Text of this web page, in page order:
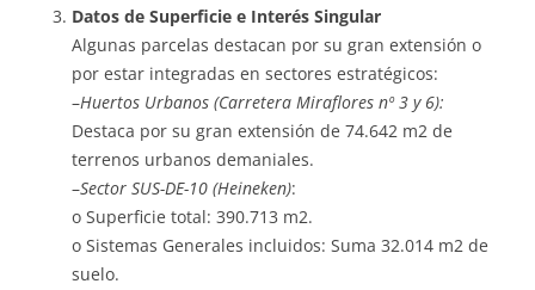
Datos de Superficie e Interés Singular
Algunas parcelas destacan por su gran extensión o
por estar integradas en sectores estratégicos:
–Huertos Urbanos (Carretera Miraflores nº 3 y 6):
Destaca por su gran extensión de 74.642 m2 de
terrenos urbanos demaniales.
–Sector SUS-DE-10 (Heineken):
o Superficie total: 390.713 m2.
o Sistemas Generales incluidos: Suma 32.014 m2 de
suelo.